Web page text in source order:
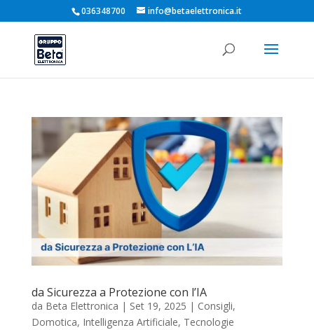
036348700 info@betaelettronica.it
da Sicurezza a Protezione con l’IA
da Beta Elettronica | Set 19, 2025 | Consigli,
Domotica, Intelligenza Artificiale, Tecnologie